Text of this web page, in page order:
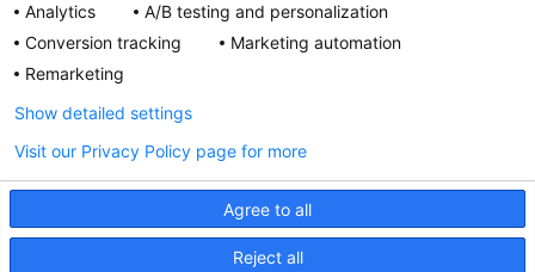
Regulamin konkursu Acard
Regulamin konkursu Biotebal
Regulamin konkursu Asmenol
Kontakt
PRODUKTY POLPHARMY
SOCIAL MEDIA
Analytics
A/B testing and personalization
Conversion tracking
Marketing automation
Remarketing
Agree to all
Reject all
Show detailed settings
Visit our Privacy Policy page for more